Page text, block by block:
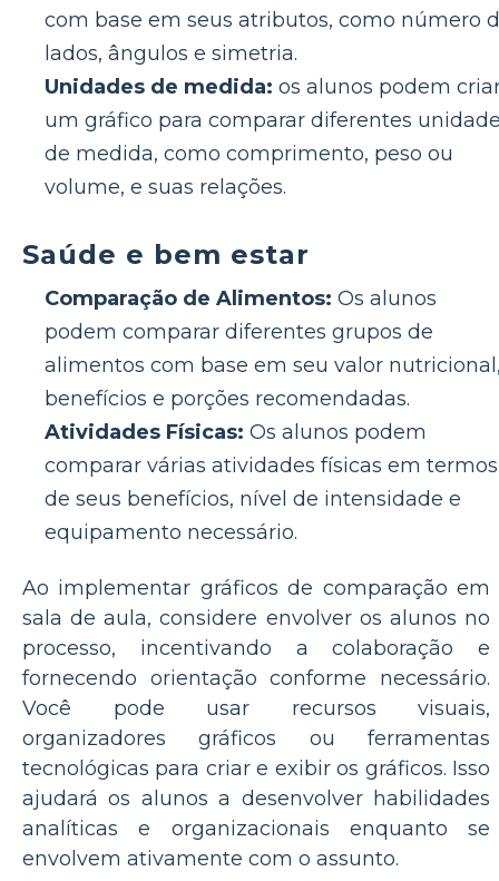
com base em seus atributos, como número
lados, ângulos e simetria.
Unidades de medida: os alunos podem
um gráfico para comparar diferentes
de medida, como comprimento, peso ou
volume, e suas relações.
Saúde e bem estar
Comparação de Alimentos: Os alunos
podem comparar diferentes grupos de
alimentos com base em seu valor
benefícios e porções recomendadas.
Atividades Físicas: Os alunos podem
comparar várias atividades físicas em termos
de seus benefícios, nível de intensidade e
equipamento necessário.
Ao implementar gráficos de comparação em
sala de aula, considere envolver os alunos no
processo, incentivando a colaboração e
fornecendo orientação conforme necessário.
Você pode usar recursos visuais,
organizadores gráficos ou ferramentas
tecnológicas para criar e exibir os gráficos. Isso
ajudará os alunos a desenvolver habilidades
analíticas e organizacionais enquanto se
envolvem ativamente com o assunto.